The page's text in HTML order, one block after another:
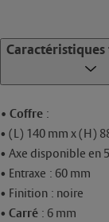
• Coffre :
• (L) 140 mm x (H)
• Axe disponible en
• Entraxe : 60 mm
• Finition : noire
• Carré : 6 mm